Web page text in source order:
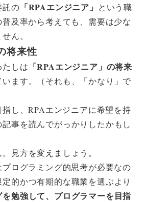
託の 「RPAエンジニア」 という職
及率から考えても、需要は少な
ん。
将来性
しは 「RPAエンジニア」の将来
います。（それも、「かなり」で
し、RPAエンジニアに希望を持
事を読んでがっかりしたかもし
見方を変えましょう。
ログラミング的思考が必要なの
的かつ有期的な職業を選ぶより
勉強して、プログラマーを目指